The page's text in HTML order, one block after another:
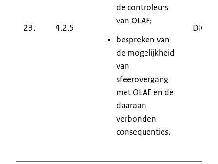
23. 4.2.5
de controleurs
van OLAF;
bespreken van
de mogelijkheid
van
sfeerovergang
met OLAF en de
daaraan
verbonden
consequenties.
DIC